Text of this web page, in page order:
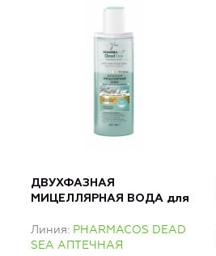
ДВУХФАЗНАЯ
МИЦЕЛЛЯРНАЯ ВОДА для
и кожи вокруг глаз
Линия PHARMACOS DEAD
SEA АПТЕЧНАЯ